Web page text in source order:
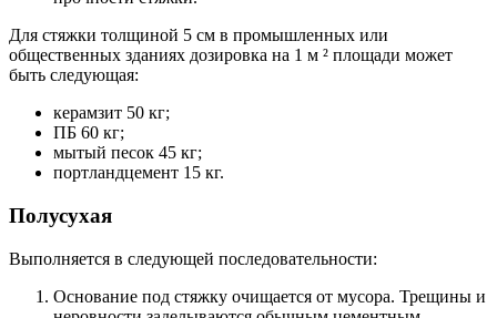
Для стяжки толщиной 5 см в промышленных или
общественных зданиях дозировка на 1 м ² площади может
быть следующая:
керамзит 50 кг;
ПБ 60 кг;
мытый песок 45 кг;
портландцемент 15 кг.
Полусухая
Выполняется в следующей последовательности:
Основание под стяжку очищается от мусора. Трещины и